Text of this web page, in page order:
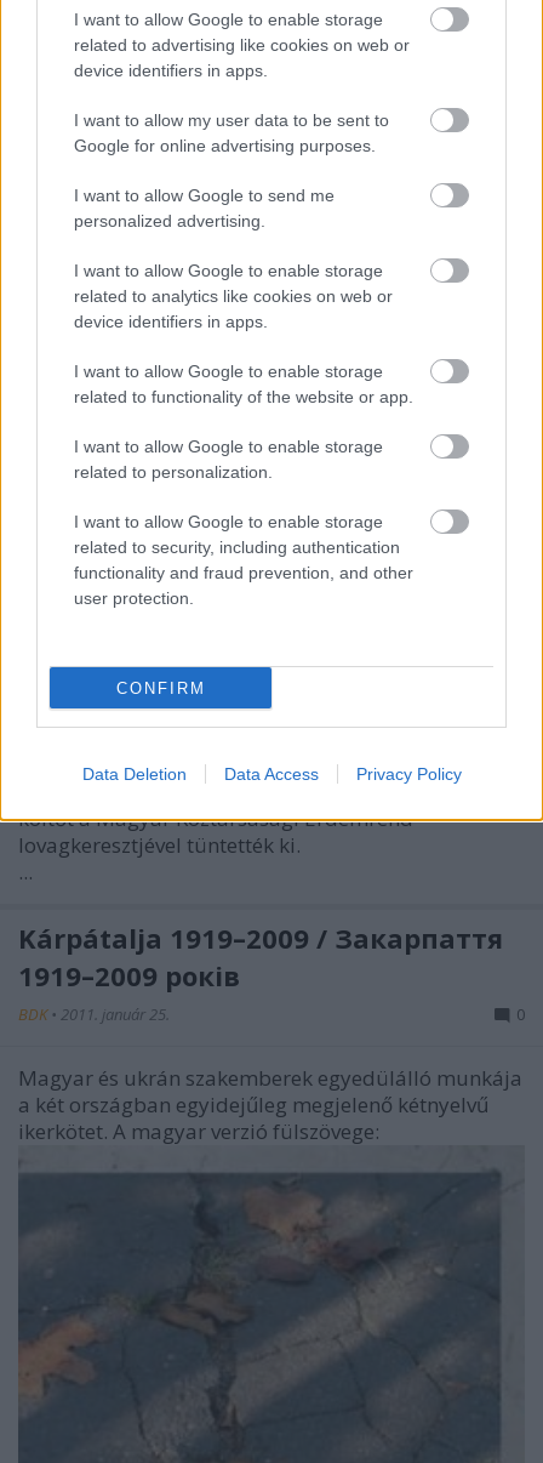
I want to allow Google to enable storage
related to advertising like cookies on web or
device identifiers in apps.
I want to allow my user data to be sent to
Google for online advertising purposes.
I want to allow Google to send me
personalized advertising.
I want to allow Google to enable storage
related to analytics like cookies on web or
device identifiers in apps.
I want to allow Google to enable storage
related to functionality of the website or app.
I want to allow Google to enable storage
related to personalization.
I want to allow Google to enable storage
related to security, including authentication
functionality and fraud prevention, and other
user protection.
CONFIRM
Data Deletion Data Access Privacy Policy
100 éve született Drávai Gizella
A napokban lenne száz esztendős
a feledhetetlen Drávai Gizella, sokunk Gizi nénije, a
legendás beregszászi pedagógus (1911.05.07-
1981.08.28). ...
Vidnyánszky a Kossuth-díjasok közt
2011. március 15.
60 éves Vári Fábián László
BDK•2011. március 07.
1951. március 16-án született Vári Fábián László. A
költőt a Magyar Köztársasági Érdemrend
lovagkeresztjével tüntették ki.
...
Kárpátalja 1919–2009 / Закарпаття
1919–2009 років
BDK • 2011. január 25. 0
Magyar és ukrán szakemberek egyedülálló munkája
a két országban egyidejűleg megjelenő kétnyelvű
ikerkötet. A magyar verzió fülszövege: